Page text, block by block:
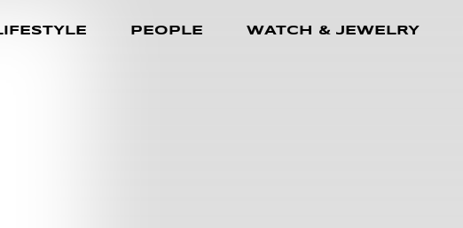
PEOPLE WATCH & JEWELRY